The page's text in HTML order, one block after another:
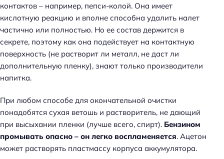
контактов – например, пепси-колой. Она имеет
кислотную реакцию и вполне способна удалить налет
частично или полностью. Но ее состав держится в
секрете, поэтому как она подействует на контактную
поверхность (не растворит ли металл, не даст ли
дополнительную пленку), знают только производители
напитка.
При любом способе для окончательной очистки
понадобятся сухая ветошь и растворитель, не дающий
при высыхании пленки (лучше всего, спирт). Бензином
промывать опасно – он легко воспламеняется. Ацетон
может растворять пластмассу корпуса аккумулятора.